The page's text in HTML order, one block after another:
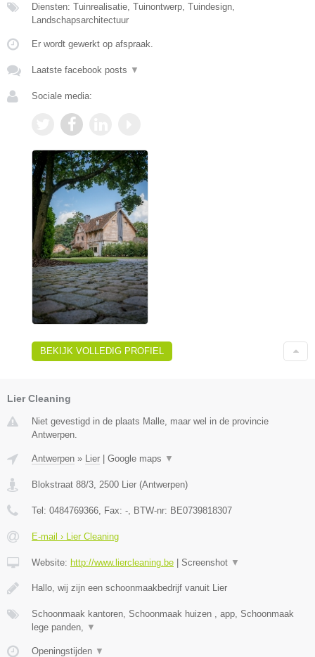
Diensten: Tuinrealisatie, Tuinontwerp, Tuindesign,
Landschapsarchitectuur
Er wordt gewerkt op afspraak.
Laatste facebook posts ▼
Sociale media:
BEKIJK VOLLEDIG PROFIEL
Lier Cleaning
Niet gevestigd in de plaats Malle, maar wel in de provincie
Antwerpen.
Antwerpen » Lier Google maps ▼
Blokstraat 88/3 2500 Lier (Antwerpen)
Tel: 0484769366 , Fax: - , BTW-nr: BE0739818307
E-mail › Lier Cleaning
Website: http://www.liercleaning.be Screenshot ▼
Hallo, wij zijn een schoonmaakbedrijf vanuit Lier
Schoonmaak kantoren, Schoonmaak huizen , app, Schoonmaak
lege panden,
▼
Openingstijden ▼